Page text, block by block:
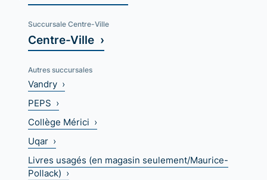
Succursale Centre-Ville
Centre-Ville ›
Autres succursales
Vandry ›
PEPS ›
Collège Mérici ›
Uqar ›
Livres usagés (en magasin seulement/Maurice-
Pollack) ›